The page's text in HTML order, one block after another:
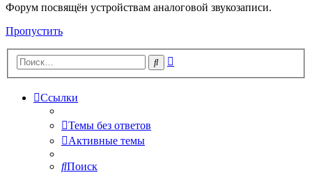
Форум посвящён устройствам аналоговой звукозаписи.
Пропустить
Поиск
Ссылки
Темы без ответов
Активные темы
Поиск